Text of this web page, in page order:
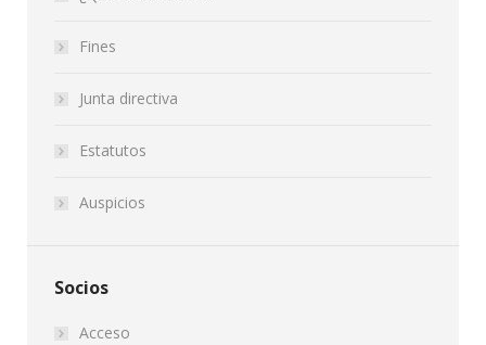
Fines
Junta directiva
Estatutos
Auspicios
Socios
Acceso